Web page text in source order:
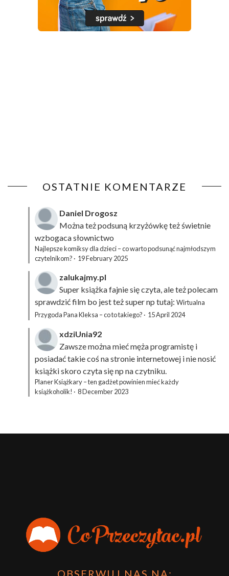
OSTATNIE KOMENTARZE
Daniel Drogosz
Można też podsuną krzyżówkęteż świetnie
wzbogaca słownictwo
Najlepsze komiksy dla dzieci – co warto podsunąć najmłodszym
czytelnikom? · 19 February 2025
zalukajmy.pl
Super książka fajnie się czyta, ale też polecam
sprawdzić film bo jest też super np tutaj: Wirtualna
Przygoda Pana Kleksa – co to takiego? · 15 April 2024
xdziUnia92
Zawsze można mieć męża programistę i
posiadać takie coś na stronie internetowej i nie nosić
książki skoro czyta się np na czytniku.
Planer Książkary – ten gadżet powinien mieć każdy
książkoholik! · 8 December 2023